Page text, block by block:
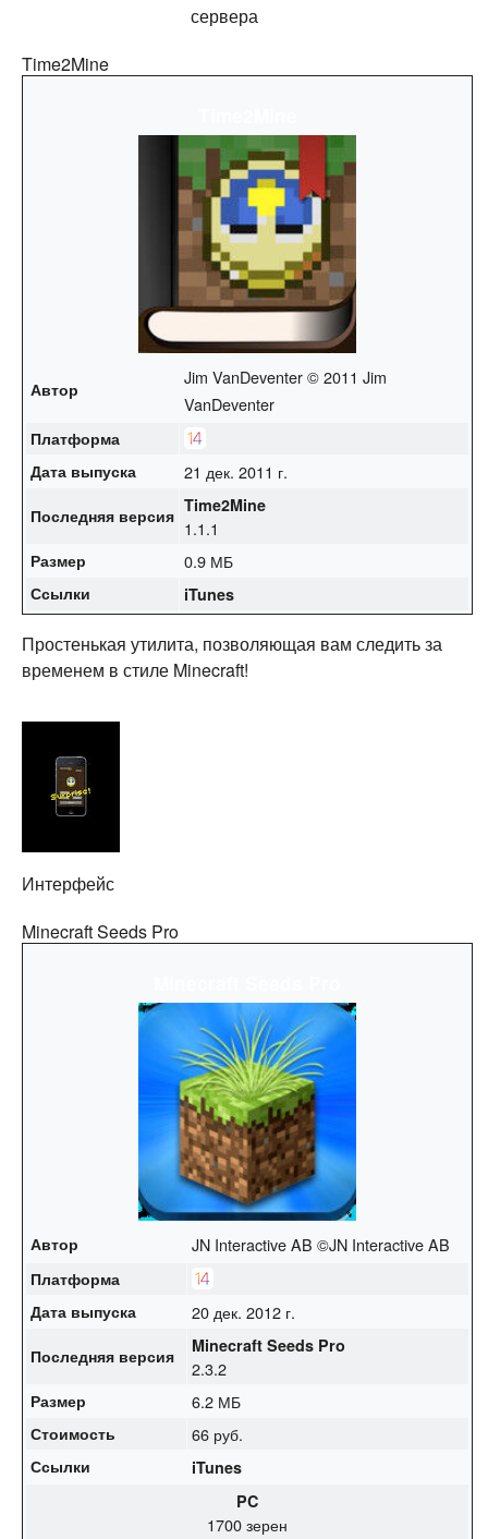
сервера
Time2Mine
Автор
Jim VanDeventer © 2011 Jim
VanDeventer
Платформа
Дата выпуска
21 дек. 2011 г.
Последняя версия Time2Mine
1.1.1
Размер 0.9 МБ
Ссылки iTunes
Простенькая утилита, позволяющая вам следить за
временем в стиле Minecraft!
Интерфейс
Minecraft Seeds Pro
Автор JN Interactive AB ©JN Interactive AB
Платформа
Дата выпуска
20 дек. 2012 г.
Последняя версия Minecraft Seeds Pro
2.3.2
Размер 6.2 МБ
Стоимость 66 руб.
Ссылки
iTunes
PC
1700 зерен